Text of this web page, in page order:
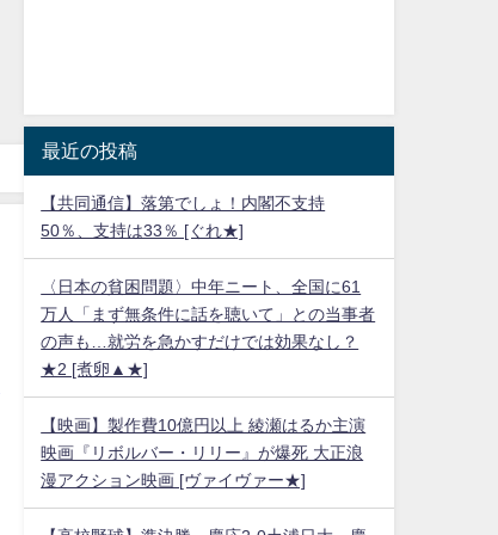
最近の投稿
【共同通信】落第でしょ！内閣不支持
50％、支持は33％ [ぐれ★]
〈日本の貧困問題〉中年ニート、全国に61
万人「まず無条件に話を聴いて」との当事者
の声も…就労を急かすだけでは効果なし？
★2 [煮卵▲★]
【映画】製作費10億円以上 綾瀬はるか主演
映画『リボルバー・リリー』が爆死 大正浪
漫アクション映画 [ヴァイヴァー★]